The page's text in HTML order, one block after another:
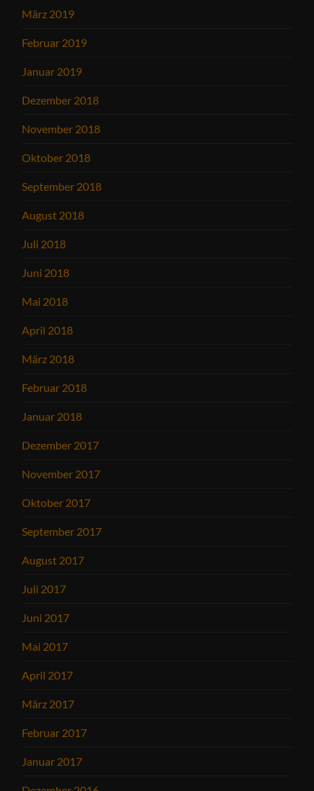
März 2019
Februar 2019
Januar 2019
Dezember 2018
November 2018
Oktober 2018
September 2018
August 2018
Juli 2018
Juni 2018
Mai 2018
April 2018
März 2018
Februar 2018
Januar 2018
Dezember 2017
November 2017
Oktober 2017
September 2017
August 2017
Juli 2017
Juni 2017
Mai 2017
April 2017
März 2017
Februar 2017
Januar 2017